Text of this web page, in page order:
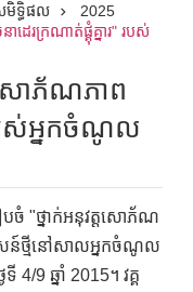
ទ្ធិផល
2025
េរក្រណាត់ផ្គុំគ្នារ" របស់
សោភ័ណភាព
របស់អ្នកចំណូល
ចំ "ថ្នាក់អនុវត្តសោភ័ណ
សន៍ថ្មីនៅសាលអ្នកចំណូល
4/9 ឆ្នាំ 2015។ វគ្គ